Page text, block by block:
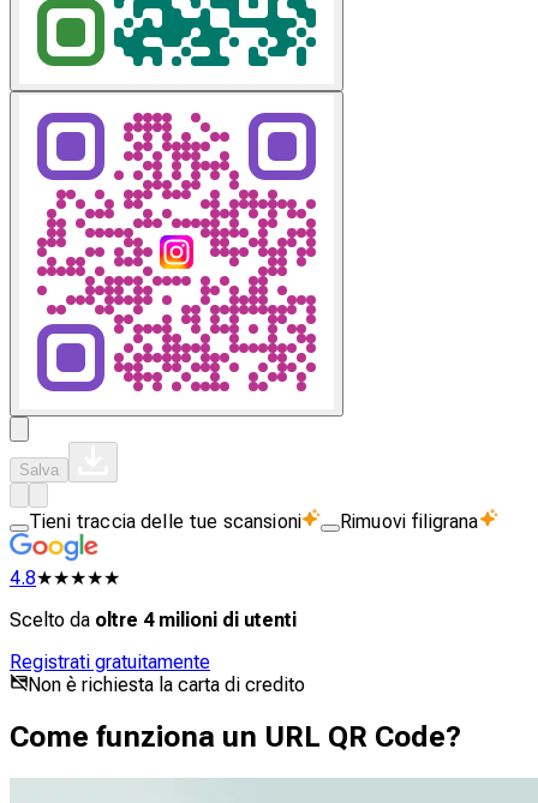
Salva
Tieni traccia delle tue scansioni Rimuovi filigrana
4.8★★★★★
Scelto da oltre 4 milioni di utenti
Registrati gratuitamente
Non è richiesta la carta di credito
Come funziona un URL QR Code?